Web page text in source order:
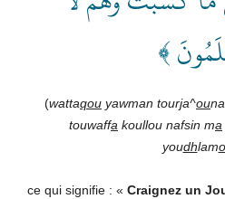
﴾
(wattaqou yawman tourja^ou
touwaffa koullou nafsin ma
youdhlam
ce qui signifie : « Craignez un